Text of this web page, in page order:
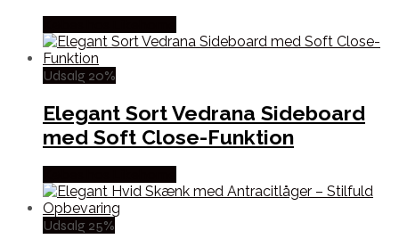
Udsalg 20%
Elegant Sort Vedrana Sideboard
med Soft Close-Funktion
Udsalg 25%